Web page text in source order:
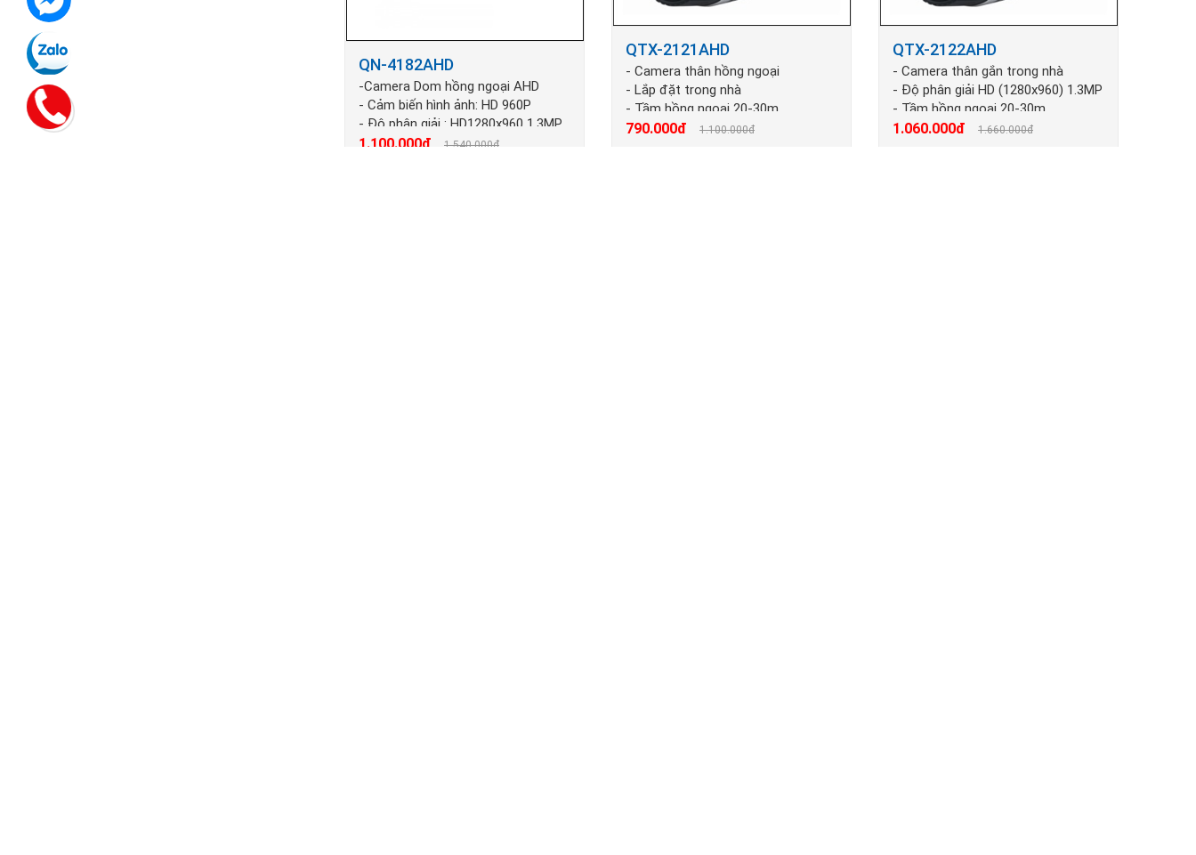
QN-4182AHD
-Camera Dom hồng ngoại AHD
- Cảm biến hình ảnh: HD 960P
- Độ phân giải : HD1280x960 1.3MP
1.100.000đ 1.540.000đ
QTX-2121AHD
- Camera thân hồng ngoại
- Lắp đặt trong nhà
- Tầm hồng ngoại 20-30m
790.000đ 1.100.000đ
QTX-2122AHD
- Camera thân gắn trong nhà
- Độ phân giải HD (1280x960) 1.3MP
- Tầm hồng ngoại 20-30m
1.060.000đ 1.660.000đ